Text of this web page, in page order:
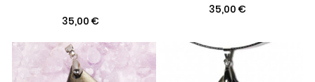
35,00 €
35,00 €